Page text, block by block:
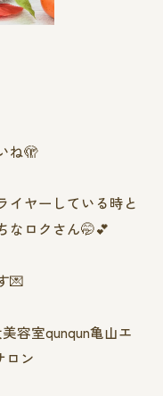
ね🫣
イヤーしている時と
なロクさん🤭💕
💌
容室qunqun亀山エ
ロン